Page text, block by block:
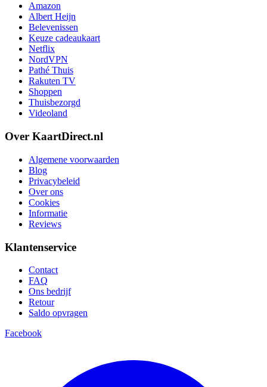
Amazon
Albert Heijn
Belevenissen
Keuze cadeaukaart
Netflix
NordVPN
Pathé Thuis
Rakuten TV
Shoppen
Thuisbezorgd
Videoland
Over KaartDirect.nl
Algemene voorwaarden
Blog
Privacybeleid
Over ons
Cookies
Informatie
Reviews
Klantenservice
Contact
FAQ
Ons bedrijf
Retour
Saldo opvragen
Facebook